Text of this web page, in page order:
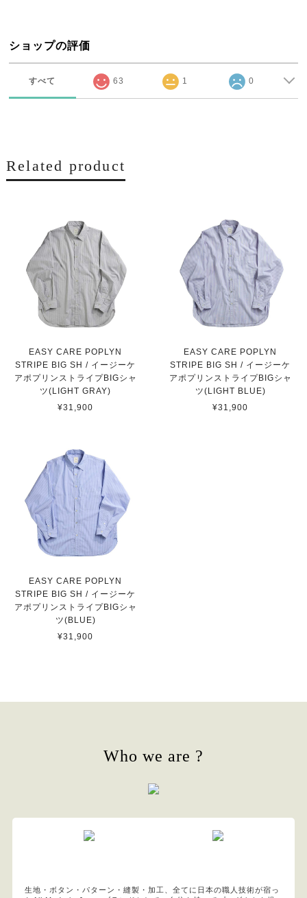
ショップの評価
すべて 63 1 0
Related product
EASY CARE POPLYN
STRIPE BIG SH / イージーケ
アポプリンストライプBIGシャ
ツ(LIGHT GRAY)
¥31,900
EASY CARE POPLYN
STRIPE BIG SH / イージーケ
アポプリンストライプBIGシャ
ツ(LIGHT BLUE)
¥31,900
EASY CARE POPLYN
STRIPE BIG SH / イージーケ
アポプリンストライプBIGシャ
ツ(BLUE)
¥31,900
Who we are ?
生地・ボタン・パターン・縫製・加工、全てに日本の職人技術が宿っ